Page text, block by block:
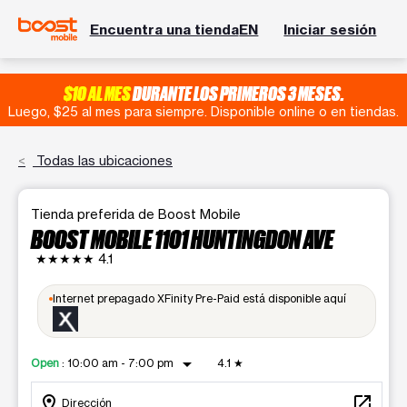
Encuentra una tiendaEN Iniciar sesión
$10 AL MESDURANTE LOS PRIMEROS 3 MESES.
Luego, $25 al mes para siempre. Disponible online o en tiendas.
Todas las ubicaciones
Tienda preferida de Boost Mobile
BOOST MOBILE 1101 HUNTINGDON AVE
★★★★★ 4.1
Internet prepagado XFinity Pre-Paid está disponible aquí
Open : 10:00 am - 7:00 pm arrow_drop_down 4.1 ★
Dirección